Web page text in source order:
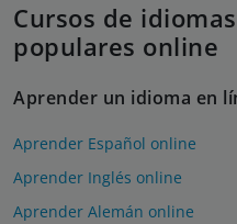
Cursos de
populares online
Aprender un idioma en
Aprender Español online
Aprender Inglés online
Aprender Alemán online